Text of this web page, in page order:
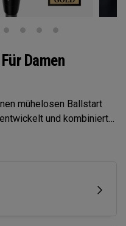
Damen
mühelosen Ballstart
und kombiniert
einer Ai-optimierten